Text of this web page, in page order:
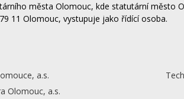
města Olomouc, kde statutární město
11 Olomouc, vystupuje jako řídící osoba.
a.s.
Olomouc, a.s.